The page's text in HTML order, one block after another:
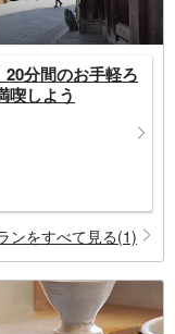
20分間のお手軽ろ
喫しよう
ンをすべて見る(1)